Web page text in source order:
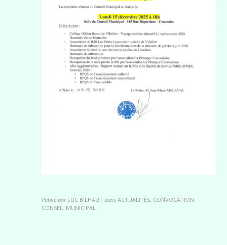
Publié par LUC BILHAUT dans ACTUALITÉS, CONVOCATION
CONSEIL MUNICIPAL